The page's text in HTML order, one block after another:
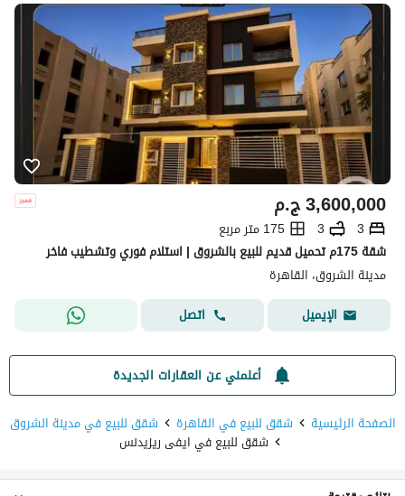
ج.م3,600,000
3
3
175 متر مربع
شقة 175م تحميل قديم للبيع بالشروق | استلام فوري وتشطيب فاخر
مدينة الشروق، القاهرة
الإيميل
اتصل
أعلمني عن العقارات الجديدة
الصفحة الرئيسية
شقق للبيع في القاهرة شقق للبيع في مدينة الشروق
شقق للبيع في ايفى ريزيدنس